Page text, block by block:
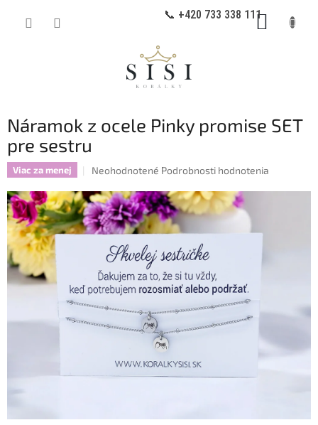
📞 +420 733 338 111
Náramok z ocele Pinky promise SET
pre sestru
Viac za menej
Priemerné
produktu
je
0,0
z
hviezdičiek.
Neohodnotené Podrobnosti hodnotenia